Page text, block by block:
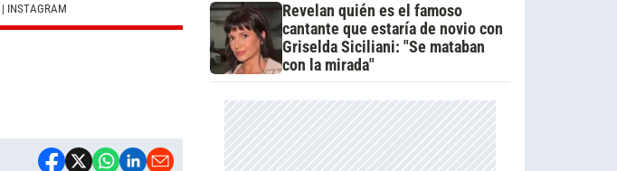
| INSTAGRAM
Revelan quién es el famoso
cantante que estaría de novio con
Griselda Siciliani: "Se mataban
con la mirada"